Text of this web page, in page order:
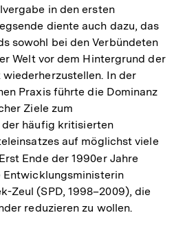
in den ersten
diente auch dazu, das
sowohl bei den Verbündeten
Welt vor dem Hintergrund der
In der
Praxis führte die Dominanz
Ziele zum
häufig kritisierten
auf möglichst viele
Erst Ende der 1990er Jahre
Zeul (SPD, 1998–2009), die
reduzieren zu wollen.